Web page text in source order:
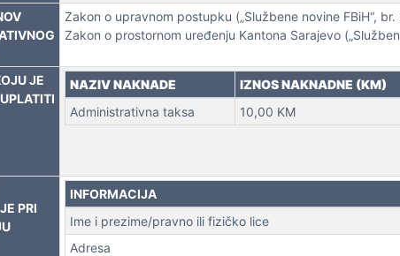
LICA
Zakon o upravnom postupku („Službene novine FBiH“,
Zakon o prostornom uređenju Kantona Sarajevo
JE
NAZIV NAKNADE IZNOS NAKNADNE (KM)
Administrativna taksa
10,00 KM
PRI
INFORMACIJA
Ime i prezime/pravno ili fizičko lice
Adresa